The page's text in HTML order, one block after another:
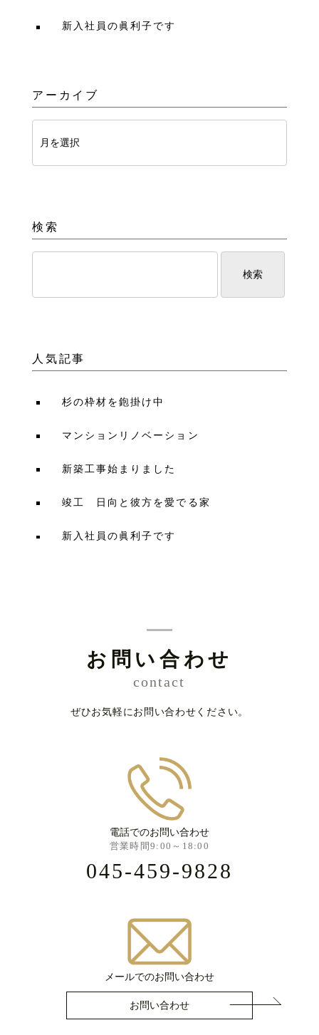
新入社員の眞利子です
アーカイブ
検索
人気記事
杉の枠材を鉋掛け中
マンションリノベーション
新築工事始まりました
竣工 日向と彼方を愛でる家
新入社員の眞利子です
お問い合わせ
contact
ぜひお気軽にお問い合わせください。
電話でのお問い合わせ
営業時間9:00～18:00
045-459-9828
メールでのお問い合わせ
お問い合わせ